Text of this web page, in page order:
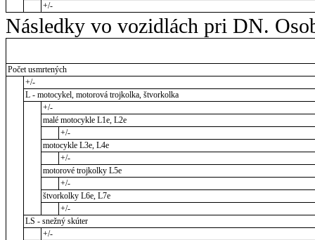
+/-
Následky vo vozidlách pri DN.
Počet usmrtených
+/-
L - motocykel, motorová trojkolka, štvorkolka
+/-
malé motocykle L1e, L2e
+/-
motocykle L3e, L4e
+/-
motorové trojkolky L5e
+/-
štvorkolky L6e, L7e
+/-
LS - snežný skúter
+/-